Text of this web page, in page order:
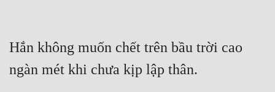
Hắn không muốn chết trên bầu trời cao